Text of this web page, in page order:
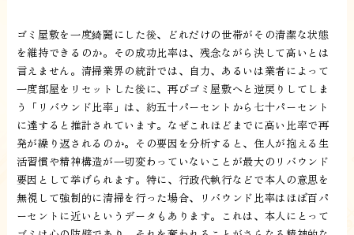
ゴミ屋敷を一度綺麗にした後、どれだけの世帯がその清潔な状態
を維持できるのか。その成功比率は、残念ながら決して高いとは
言えません。清掃業界の統計では、自力、あるいは業者によって
一度部屋をリセットした後に、再びゴミ屋敷へと逆戻りしてしま
う「リバウンド比率」は、約五十パーセントから七十パーセント
に達すると推計されています。なぜこれほどまでに高い比率で再
発が繰り返されるのか。その要因を分析すると、住人が抱える生
活習慣や精神構造が一切変わっていないことが最大のリバウンド
要因として挙げられます。特に、行政代執行などで本人の意思を
無視して強制的に清掃を行った場合、リバウンド比率はほぼ百パ
ーセントに近いというデータもあります。これは、本人にとって